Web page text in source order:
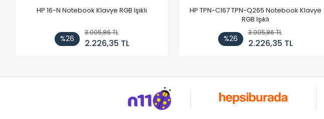
HP 16-N Notebook Klavye RGB Işıklı
%26
3.005,86 TL
2.226,35 TL
HP TPN-C167 TPN-Q265 Notebook Klavye
RGB Işıklı
%26
3.005,86 TL
2.226,35 TL